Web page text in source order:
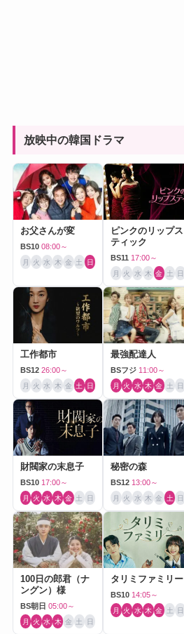
放映中の韓国ドラマ
お父さんが変
BS10 08:00～
月 火 水 木 金 土 日
ピンクのリップス
ティック
BS11 17:00～
月 火 水 木 金 土 日
工作都市
BS12 26:00～
月 火 水 木 金 土 日
最強配達人
BSフジ 11:00～
月 火 水 木 金 土 日
財閥家の末息子
BS10 17:00～
月 火 水 木 金 土 日
秘密の森
BS12 13:00～
月 火 水 木 金 土 日
100日の郎君（ナ
ングン）様
BS朝日 05:00～
月 火 水 木 金 土 日
タリミファミリー
BS10 14:05～
月 火 水 木 金 土 日